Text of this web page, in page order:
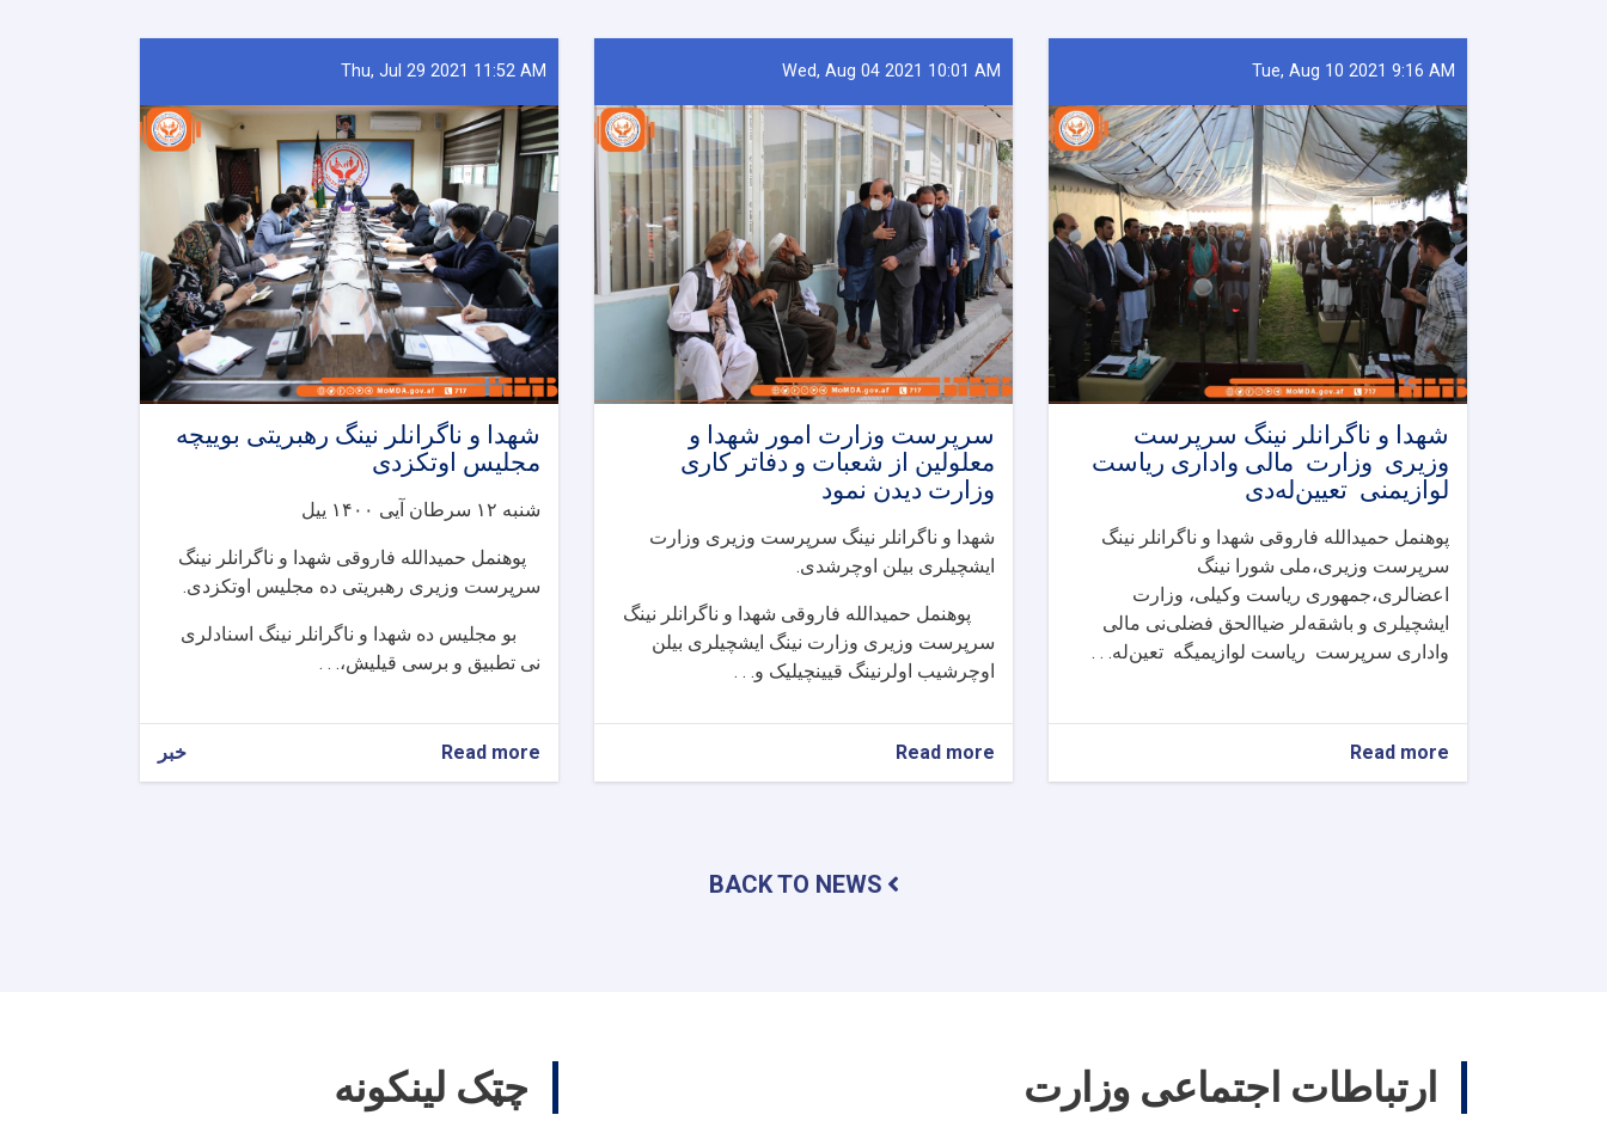
Tue, Aug 10 2021 9:16 AM
شهدا و ناگرانلر نینگ سرپرست
وزیری وزارت مالی واداری ریاست
لوازیمنی تعیین‌له‌دی
پوهنمل حمیدالله فاروقی شهدا و ناگرانلر نینگ
سرپرست وزیری،ملی شورا نینگ
اعضالری،جمهوری ریاست وکیلی، وزارت
ایشچیلری و باشقه‌لر ضیاالحق فضلی‌نی مالی
واداری سرپرست ریاست لوازیمیگه تعین‌له. . .
Read more
Wed, Aug 04 2021 10:01 AM
سرپرست وزارت امور شهدا و
معلولین از شعبات و دفاتر کاری
وزارت دیدن نمود
شهدا و ناگرانلر نینگ سرپرست وزیری وزارت
ایشچیلری بیلن اوچرشدی.
پوهنمل حمیدالله فاروقی شهدا و ناگرانلر نینگ
سرپرست وزیری وزارت نینگ ایشچیلری بیلن
اوچرشیب اولرنینگ قیینچیلیک و. . .
Read more
و
معلولین
Thu, Jul 29 2021 11:52 AM
شهدا و ناگرانلر نینگ رهبریتی بوییچه
مجلیس اوتکزدی
شنبه ۱۲ سرطان آیی ۱۴۰۰ ییل
پوهنمل حمیدالله فاروقی شهدا و ناگرانلر نینگ
سرپرست وزیری رهبریتی ده مجلیس اوتکزدی.
بو مجلیس ده شهدا و ناگرانلر نینگ اسنادلری
نی تطبیق و برسی قیلیش،. . .
Read more خبر
BACK TO NEWS
ارتباطات اجتماعی وزارت چټک لینکونه